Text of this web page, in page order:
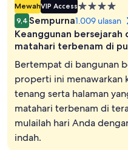
MewahVIP AccessProperti
bintang
4.0
9,4 Sempurna1.009 ulasan
Keanggunan bersejarah
matahari terbenam di
Bertempat di bangunan
properti ini menawarkan
tenang serta halaman
matahari terbenam di
mulailah hari Anda
indah.